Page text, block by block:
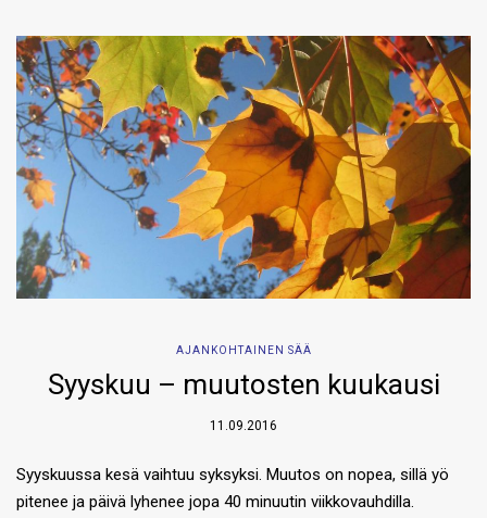
AJANKOHTAINEN SÄÄ
Syyskuu – muutosten kuukausi
11.09.2016
Syyskuussa kesä vaihtuu syksyksi. Muutos on nopea, sillä yö
pitenee ja päivä lyhenee jopa 40 minuutin viikkovauhdilla.